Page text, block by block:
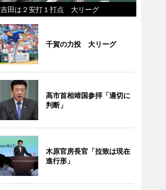
吉田は２安打１打点 大リーグ
千賀の力投 大リーグ
高市首相靖国参拝「適切に
判断」
木原官房長官「拉致は現在
進行形」